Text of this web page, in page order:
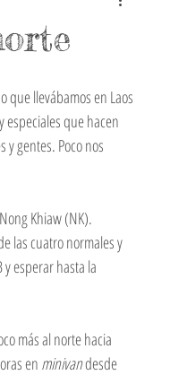
que llevábamos en Laos
especiales que hacen
y gentes. Poco nos
Khiaw (NK).
las cuatro normales y
esperar hasta la
más al norte hacia
en minivan desde